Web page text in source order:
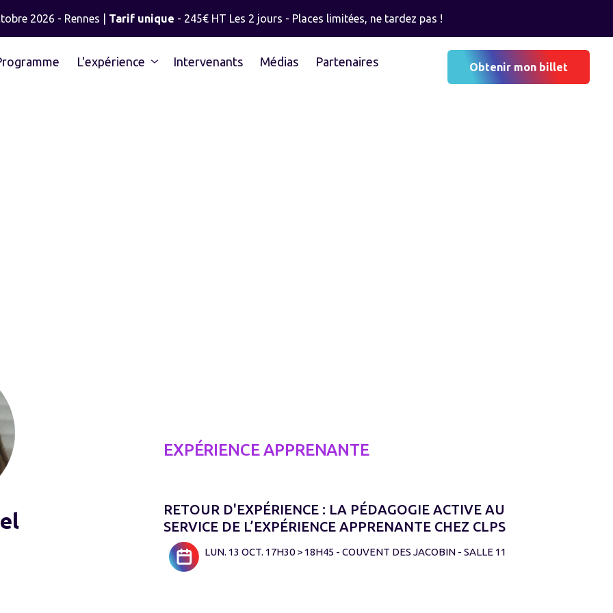
2026 - Rennes | Tarif unique - 245€ HT Les 2 jours - Places limitées, ne tardez pas !
L'expérience Intervenants Médias Partenaires Obtenir mon billet
EXPÉRIENCE APPRENANTE
RETOUR D'EXPÉRIENCE : LA PÉDAGOGIE ACTIVE AU
SERVICE DE L’EXPÉRIENCE APPRENANTE CHEZ CLPS
LUN. 13 OCT. 17H30 > 18H45 - COUVENT DES JACOBIN - SALLE 11